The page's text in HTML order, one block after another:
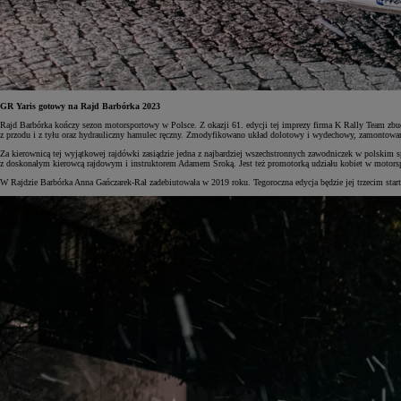
GR Yaris gotowy na Rajd Barbórka 2023
Rajd Barbórka kończy sezon motorsportowy w Polsce. Z okazji 61. edycji tej imprezy firma K Rally Team
z przodu i z tyłu oraz hydrauliczny hamulec ręczny. Zmodyfikowano układ dolotowy i wydechowy,
Za kierownicą tej wyjątkowej rajdówki zasiądzie jedna z najbardziej wszechstronnych zawodniczek w
z doskonałym kierowcą rajdowym i instruktorem Adamem Sroką. Jest też promotorką udziału kobiet w
W Rajdzie Barbórka Anna Gańczarek-Rał zadebiutowała w 2019 roku. Tegoroczna edycja będzie jej